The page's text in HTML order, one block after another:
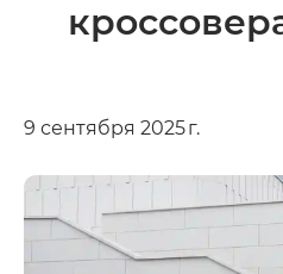
9 сентября 2025 г.